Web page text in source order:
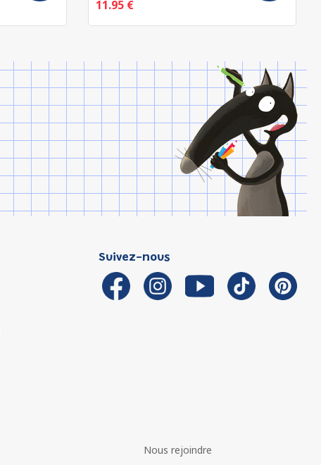
11.95 €
Suivez-nous
Nous rejoindre